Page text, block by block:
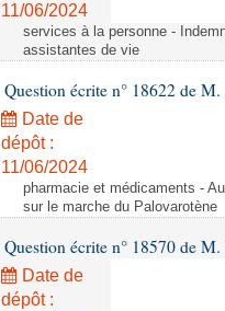
11/06/2024
services à la personne -
assistantes de vie
Question écrite n° 18622 de
Date de
dépôt :
11/06/2024
pharmacie et médicaments -
sur le marche du Palovarotène
Question écrite n° 18570 de M.
Date de
dépôt :